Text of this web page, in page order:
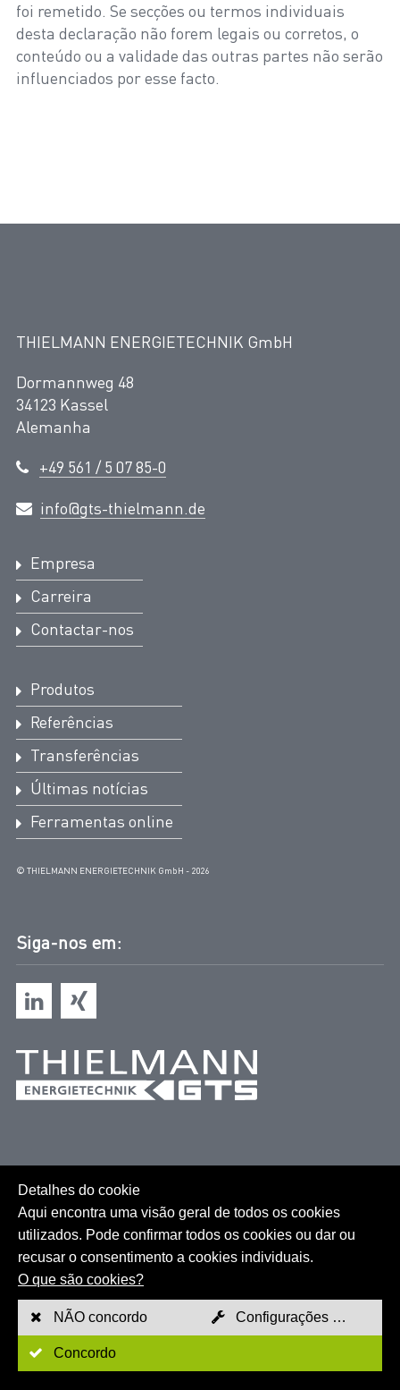
foi remetido. Se secções ou termos individuais
desta declaração não forem legais ou corretos, o
conteúdo ou a validade das outras partes não serão
influenciados por esse facto.
THIELMANN ENERGIETECHNIK GmbH
Dormannweg 48
34123 Kassel
Alemanha
+49 561 / 5 07 85-0
info@gts-thielmann.de
Empresa
Carreira
Contactar-nos
Produtos
Referências
Transferências
Últimas notícias
Ferramentas online
© THIELMANN ENERGIETECHNIK GmbH - 2026
Siga-nos em:
Mapa do sítio
Impressão
Política de privacidade
Detalhes do cookie
Aqui encontra uma visão geral de todos os cookies
utilizados. Pode confirmar todos os cookies ou dar ou
recusar o consentimento a cookies individuais.
O que são cookies?
NÃO concordo Configurações de cookies
Concordo